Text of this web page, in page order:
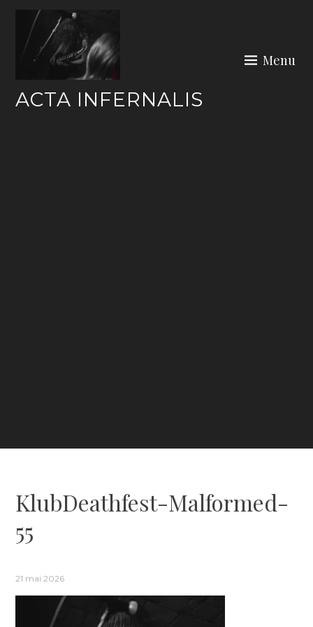
content
ACTA INFERNALIS
Menu
KlubDeathfest-Malformed-
55
21 mai 2026